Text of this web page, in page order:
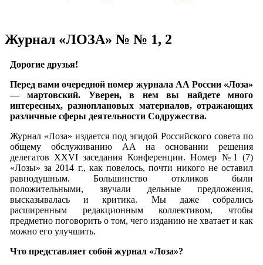
Журнал «ЛОЗА» № № 1, 2
Дорогие друзья!
Перед вами очередной номер журнала АА России «Лоза»
— мартовский. Уверен, в нем вы найдете много
интересных, разноплановых материалов, отражающих
различные сферы деятельности Содружества.
Журнал «Лоза» издается под эгидой Российского совета по
общему обслуживанию АА на основании решения
делегатов XXVI заседания Конференции. Номер №1 (7)
«Лозы» за 2014 г., как повелось, почти никого не оставил
равнодушным. Большинство откликов были
положительными, звучали дельные предложения,
высказывалась и критика. Мы даже собрались
расширенным редакционным коллективом, чтобы
предметно поговорить о том, чего изданию не хватает и как
можно его улучшить.
Что представляет собой журнал «Лоза»?